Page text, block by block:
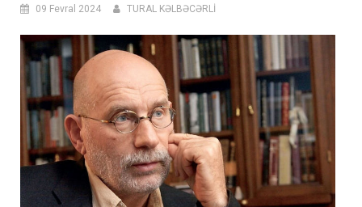
09 Fevral 2024 TURAL KƏLBƏCƏRLİ